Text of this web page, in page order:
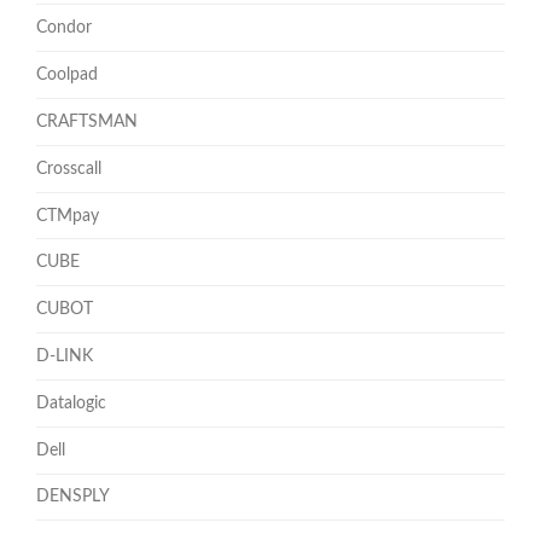
Condor
Coolpad
CRAFTSMAN
Crosscall
CTMpay
CUBE
CUBOT
D-LINK
Datalogic
Dell
DENSPLY